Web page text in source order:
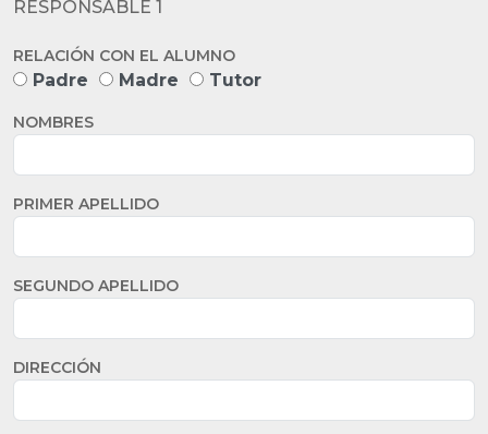
RESPONSABLE 1
RELACIÓN CON EL ALUMNO
Padre Madre Tutor
NOMBRES
PRIMER APELLIDO
SEGUNDO APELLIDO
DIRECCIÓN